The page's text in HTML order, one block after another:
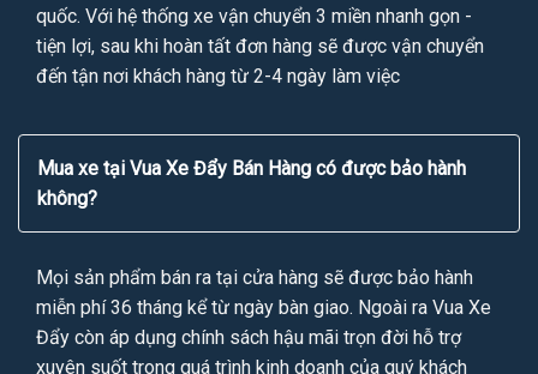
quốc. Với hệ thống xe vận chuyển 3 miền nhanh gọn -
tiện lợi, sau khi hoàn tất đơn hàng sẽ được vận chuyển
đến tận nơi khách hàng từ 2-4 ngày làm việc
Mua xe tại Vua Xe Đẩy Bán Hàng có được bảo hành
không?
Mọi sản phẩm bán ra tại cửa hàng sẽ được bảo hành
miễn phí 36 tháng kể từ ngày bàn giao. Ngoài ra Vua Xe
Đẩy còn áp dụng chính sách hậu mãi trọn đời hỗ trợ
xuyên suốt trong quá trình kinh doanh của quý khách